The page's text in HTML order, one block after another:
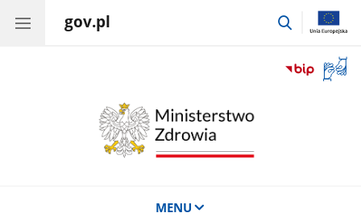
gov.pl
przejdź
okno
MENU